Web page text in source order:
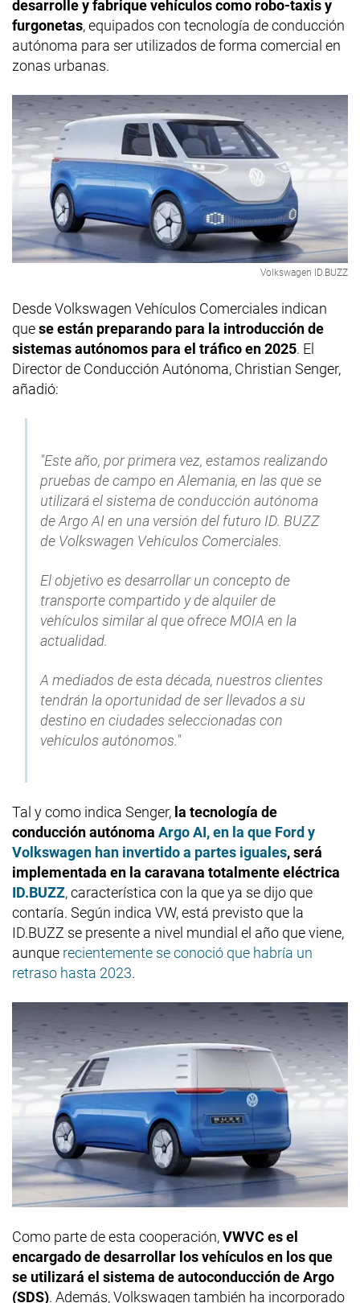
desarrolle y fabrique vehículos como robo-taxis y
furgonetas, equipados con tecnología de conducción
autónoma para ser utilizados de forma comercial en
zonas urbanas.
Volkswagen ID.BUZZ
Desde Volkswagen Vehículos Comerciales indican
quese están preparando para la introducción de
sistemas autónomos para el tráfico en 2025. El
Director de Conducción Autónoma, Christian Senger,
añadió:
"Este año, por primera vez, estamos realizando
pruebas de campo en Alemania, en las que se
utilizará el sistema de conducción autónoma
de Argo AI en una versión del futuro ID. BUZZ
de Volkswagen Vehículos Comerciales.
El objetivo es desarrollar un concepto de
transporte compartido y de alquiler de
vehículos similar al que ofrece MOIA en la
actualidad.
A mediados de esta década, nuestros clientes
tendrán la oportunidad de ser llevados a su
destino en ciudades seleccionadas con
vehículos autónomos."
Tal y como indica Senger, la tecnología de
conducción autónoma Argo AI, en la que Ford y
Volkswagen han invertido a partes iguales, será
implementada en la caravana totalmente eléctrica
ID.BUZZ, característica con la que ya se dijo que
contaría. Según indica VW, está previsto que la
ID.BUZZ se presente a nivel mundial el año que viene,
aunque recientemente se conoció que habría un
retraso hasta 2023.
Como parte de esta cooperación,VWVC es el
encargado de desarrollar los vehículos en los que
se utilizará el sistema de autoconducción de Argo
(SDS). Además, Volkswagen también ha incorporado